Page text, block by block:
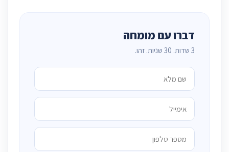
דברו עם מומחה
3 שדות. 30 שניות. זהו.